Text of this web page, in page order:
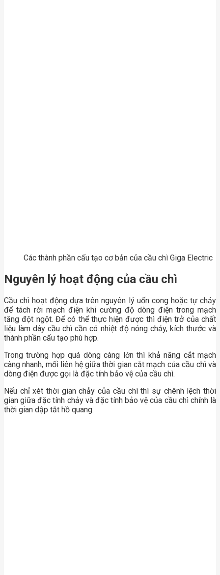
Các thành phần cấu tạo cơ bản của cầu chì Giga Electric
Nguyên lý hoạt động của cầu chì
Cầu chì hoạt động dựa trên nguyên lý uốn cong hoặc tự chảy
để tách rời mạch điện khi cường độ dòng điện trong mạch
tăng đột ngột. Để có thể thực hiện được thì điện trở của chất
liệu làm dây cầu chì cần có nhiệt độ nóng chảy, kích thước và
thành phần cấu tạo phù hợp.
Trong trường hợp quá dòng càng lớn thì khả năng cắt mạch
càng nhanh, mối liên hệ giữa thời gian cắt mạch của cầu chì và
dòng điện được gọi là đặc tính bảo vệ của cầu chì.
Nếu chỉ xét thời gian chảy của cầu chì thì sự chênh lệch thời
gian giữa đặc tính chảy và đặc tính bảo vệ của cầu chì chính là
thời gian dập tắt hồ quang.